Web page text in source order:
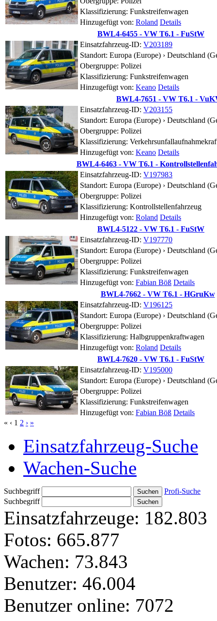
Klassifizierung: Funkstreifenwagen
Hinzugefügt von: Roland Details
BWL4-6455 - VW T6.1 - FuStW
Einsatzfahrzeug-ID: V203189
Standort: Europa (Europe) › Deutschland
Obergruppe: Polizei
Klassifizierung: Funkstreifenwagen
Hinzugefügt von: Keano Details
BWL4-7651 - VW T6.1 -
Einsatzfahrzeug-ID: V203155
Standort: Europa (Europe) › Deutschland
Obergruppe: Polizei
Klassifizierung:
Hinzugefügt von: Keano Details
BWL4-6463 - VW T6.1 -
Einsatzfahrzeug-ID: V197983
Standort: Europa (Europe) › Deutschland
Obergruppe: Polizei
Klassifizierung: Kontrollstellenfahrzeug
Hinzugefügt von: Roland Details
BWL4-5122 - VW T6.1 - FuStW
Einsatzfahrzeug-ID: V197770
Standort: Europa (Europe) › Deutschland
Obergruppe: Polizei
Klassifizierung: Funkstreifenwagen
Hinzugefügt von: Fabian Böß Details
BWL4-7662 - VW T6.1 - HGruKw
Einsatzfahrzeug-ID: V196125
Standort: Europa (Europe) › Deutschland
Obergruppe: Polizei
Klassifizierung: Halbgruppenkraftwagen
Hinzugefügt von: Roland Details
BWL4-7620 - VW T6.1 - FuStW
Einsatzfahrzeug-ID: V195000
Standort: Europa (Europe) › Deutschland
Obergruppe: Polizei
Klassifizierung: Funkstreifenwagen
Hinzugefügt von: Fabian Böß Details
« ‹ 1 2 › »
Einsatzfahrzeug-Suche
Wachen-Suche
Suchbegriff
Profi-Suche
Suchbegriff
Einsatzfahrzeuge: 182.803
Fotos: 665.877
Wachen: 73.843
Benutzer: 46.004
Benutzer online: 7072